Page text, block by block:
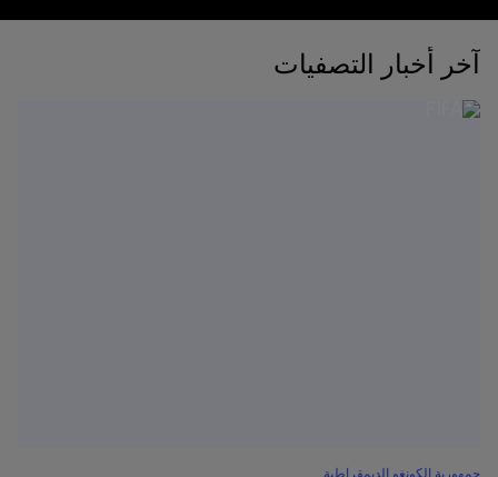
آخر أخبار التصفيات
جمهورية الكونغو الديمقراطية